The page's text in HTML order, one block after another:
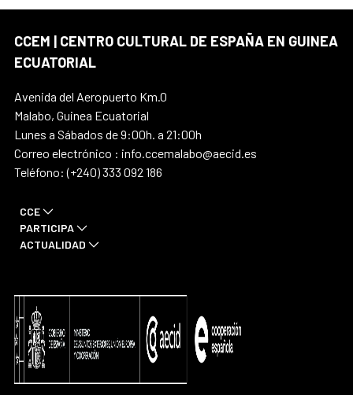
CCEM | CENTRO CULTURAL DE ESPAÑA EN GUINEA
ECUATORIAL
Avenida del Aeropuerto Km.0
Malabo, Guinea Ecuatorial
Lunes a Sábados de 9:00h. a 21:00h
Correo electrónico : info.ccemalabo@aecid.es
Teléfono: (+240) 333 092 186
CCE
PARTICIPA
ACTUALIDAD